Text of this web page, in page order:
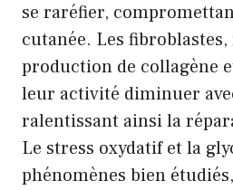
se raréfier,
cutanée. Les
production de collagène
leur activité diminuer
ralentissant ainsi la
Le stress oxydatif et la
phénomènes bien